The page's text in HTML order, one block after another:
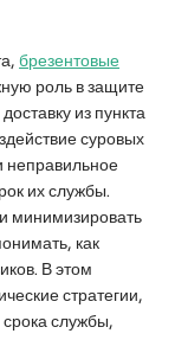
брезентовые
роль в защите
из пункта
суровых
неправильное
их службы.
минимизировать
как
В этом
стратегии,
службы,